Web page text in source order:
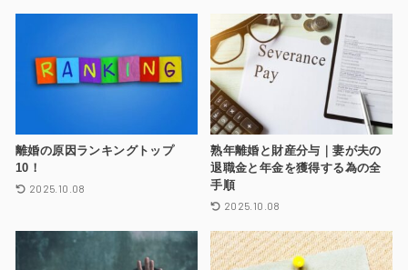
離婚の原因ランキングトップ
10！
2025.10.08
熟年離婚と財産分与｜妻が夫の
退職金と年金を獲得する為の全
手順
2025.10.08